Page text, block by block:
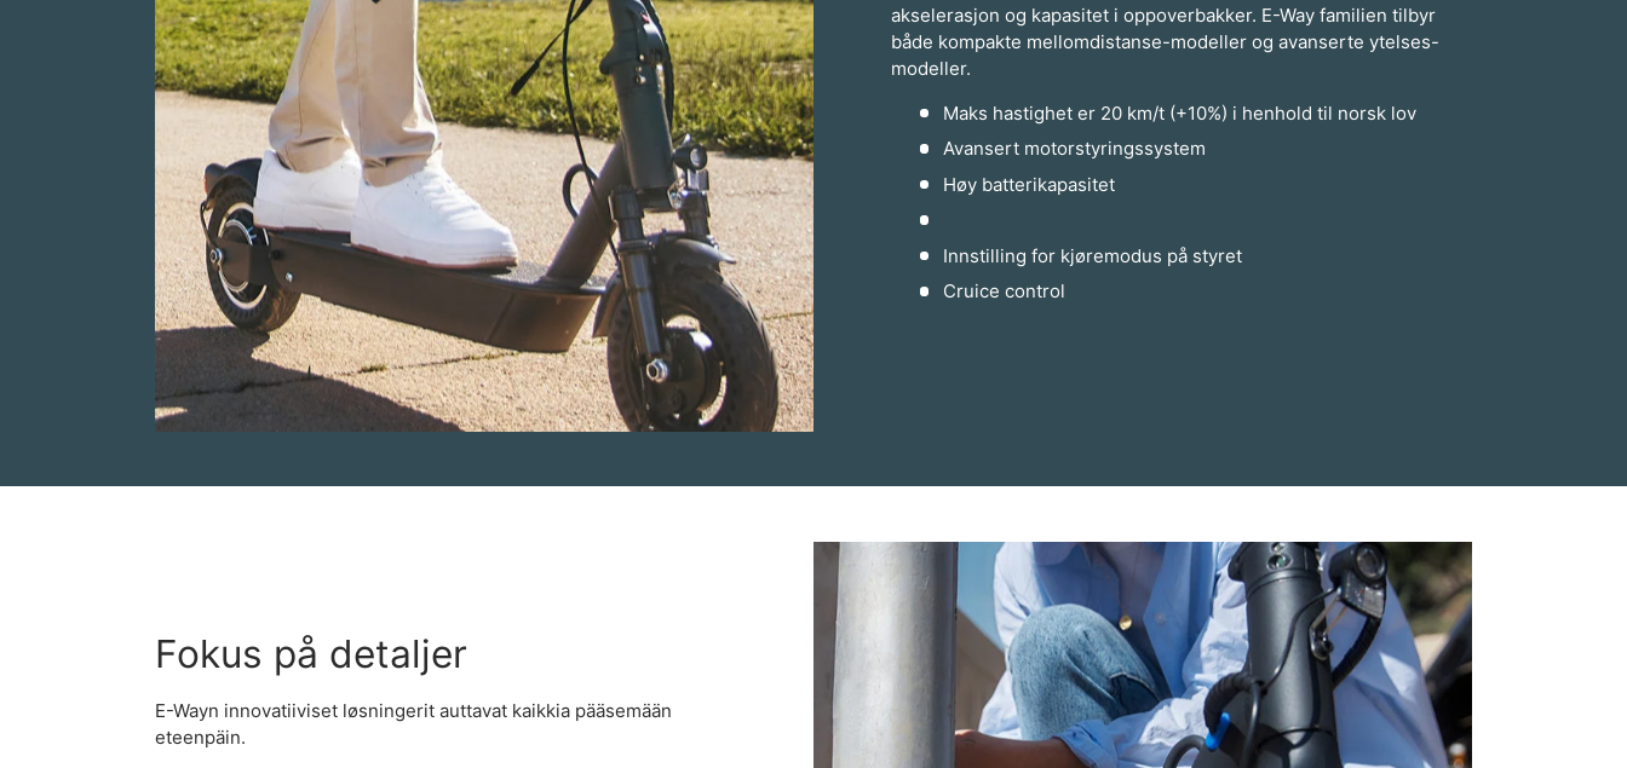
akselerasjon og kapasitet i oppoverbakker. E-Way familien tilbyr
både kompakte mellomdistanse-modeller og avanserte ytelses-
modeller.
Maks hastighet er 20 km/t (+10%) i henhold til norsk lov
Avansert motorstyringssystem
Høy batterikapasitet
Innstilling for kjøremodus på styret
Cruice control
Fokus på detaljer
E-Wayn innovatiiviset løsningerit auttavat kaikkia pääsemään
eteenpäin.